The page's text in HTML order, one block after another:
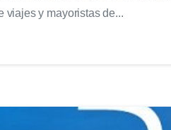
viajes y mayoristas de...